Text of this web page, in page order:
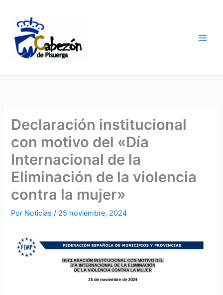
contenido
Declaración institucional
con motivo del «Día
Internacional de la
Eliminación de la violencia
contra la mujer»
Por Noticias/ 25 noviembre, 2024